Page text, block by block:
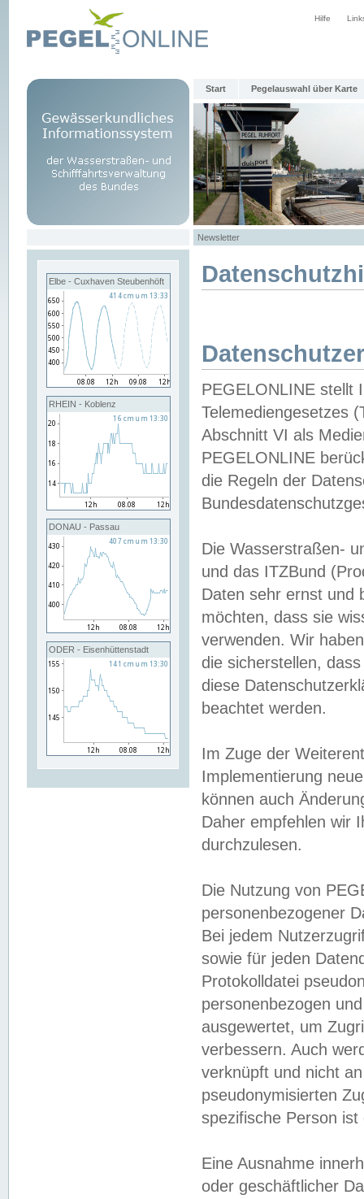
Hilfe
Start Pegelauswahl über Karte
Newsletter
Elbe - Cuxhaven Steubenhöft
RHEIN - Koblenz
DONAU - Passau
ODER - Eisenhüttenstadt
PEGELONLINE stellt
Telemediengesetzes
Abschnitt VI als
PEGELONLINE
die Regeln der
Die Wasserstraßen-
und das ITZBund
Daten sehr ernst und
möchten, dass sie
verwenden. Wir
die sicherstellen,
diese
beachtet werden.
Im Zuge der
Implementierung
können auch
Daher empfehlen wir
durchzulesen.
Die Nutzung von
personenbezogener
Bei jedem
sowie für jeden
Protokolldatei
personenbezogen
ausgewertet, um
verbessern. Auch
verknüpft und nicht
pseudonymisierten
spezifische Person
Eine Ausnahme
oder geschäftlicher